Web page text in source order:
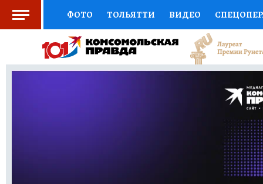
ФОТО ТОЛЬЯТТИ ВИДЕО
СОЦПОДДЕРЖКА НАУКА СПОРТ
ВЫБОР ЭКСПЕРТОВ ДОКТОР
ПРОГНОЗЫ НА СПОРТ